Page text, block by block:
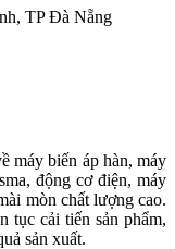
TP Đà Nẵng
máy biến áp hàn, máy
động cơ điện, máy
mòn chất lượng cao.
tục cải tiến sản phẩm,
sản xuất.